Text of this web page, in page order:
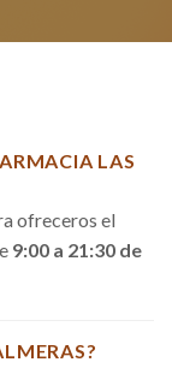
LAS
ofreceros el
9:00 a 21:30 de